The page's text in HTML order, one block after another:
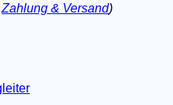
Zahlung & Versand)